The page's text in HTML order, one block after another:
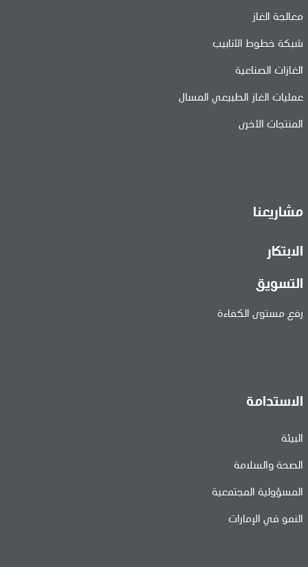
معالجة الغاز
شبكة خطوط الأنابيب
الغازات الصناعية
عمليات الغاز الطبيعي المسال
المنتجات الأخرى
مشاريعنا
الابتكار
التسويق
رفع مستوى الكفاءة
الاستدامة
البيئة
الصحة والسلامة
المسؤولية المجتمعية
النمو في الإمارات